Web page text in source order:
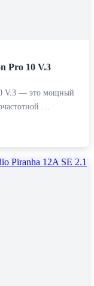
Pro 10 V.3
V.3 — это мощный
…